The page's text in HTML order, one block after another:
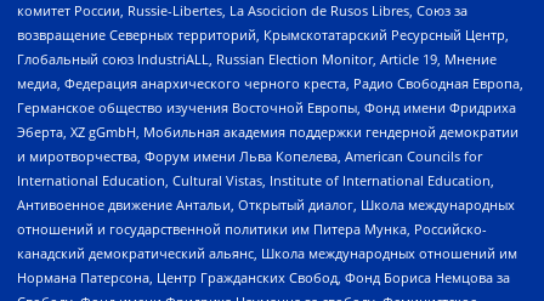
комитет России, Russie-Libertes, La Asocicion de Rusos Libres, Союз за
возвращение Северных территорий, Крымскотатарский Ресурсный Центр,
Глобальный союз IndustriALL, Russian Election Monitor, Article 19, Мнение
медиа, Федерация анархического черного креста, Радио Свободная Европа,
Германское общество изучения Восточной Европы, Фонд имени Фридриха
Эберта, XZ gGmbH, Мобильная академия поддержки гендерной демократии
и миротворчества, Форум имени Льва Копелева, American Councils for
International Education, Cultural Vistas, Institute of International Education,
Антивоенное движение Антальи, Открытый диалог, Школа международных
отношений и государственной политики им Питера Мунка, Российско-
канадский демократический альянс, Школа международных отношений им
Нормана Патерсона, Центр Гражданских Свобод, Фонд Бориса Немцова за